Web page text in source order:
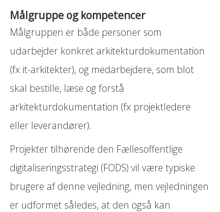
Målgruppe og kompetencer
Målgruppen er både personer som
udarbejder konkret arkitekturdokumentation
(fx it-arkitekter), og medarbejdere, som blot
skal bestille, læse og forstå
arkitekturdokumentation (fx projektledere
eller leverandører).
Projekter tilhørende den Fællesoffentlige
digitaliseringsstrategi (FODS) vil være typiske
brugere af denne vejledning, men vejledningen
er udformet således, at den også kan